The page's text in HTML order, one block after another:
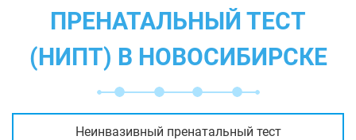
ПРЕНАТАЛЬНЫЙ ТЕСТ
(НИПТ) В НОВОСИБИРСКЕ
Неинвазивный пренатальный тест